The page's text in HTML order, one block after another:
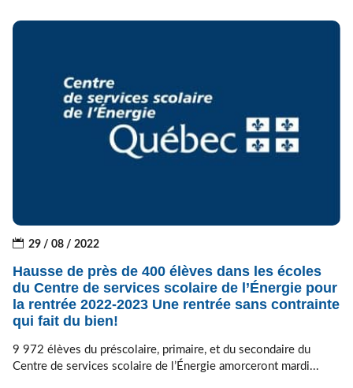
29 / 08 / 2022
Hausse de près de 400 élèves dans les écoles
du Centre de services scolaire de l’Énergie pour
la rentrée 2022-2023 Une rentrée sans contrainte
qui fait du bien!
9 972 élèves du préscolaire, primaire, et du secondaire du
Centre de services scolaire de l’Énergie amorceront mardi...